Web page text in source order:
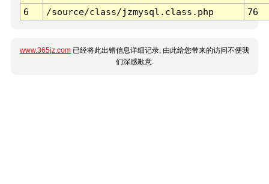
6
/source/class/jzmysql.class.php 76
www.365jz.com 已经将此出错信息详细记录, 由此给您带来的访问不便我
们深感歉意.